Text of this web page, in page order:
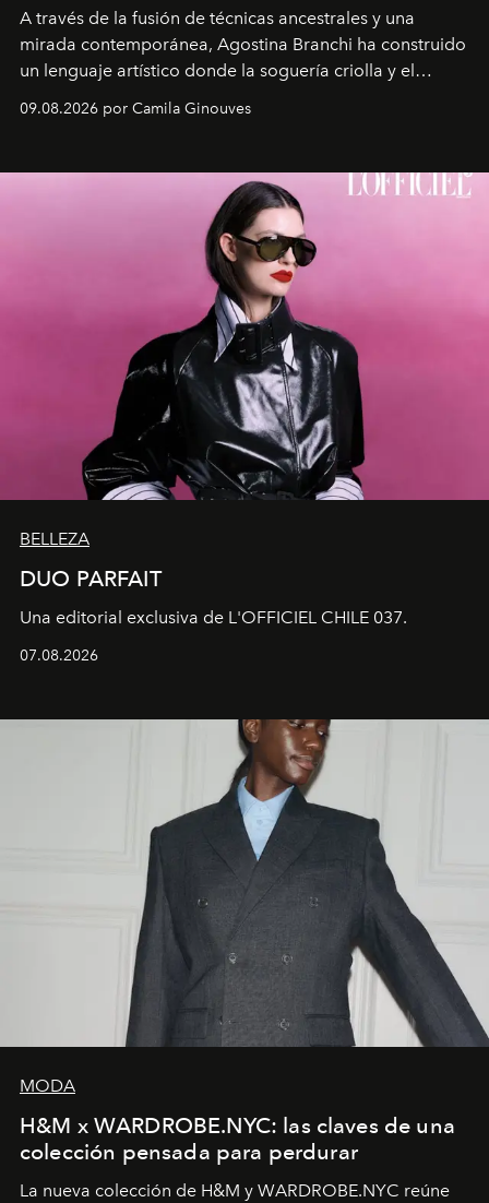
A través de la fusión de técnicas ancestrales y una
mirada contemporánea, Agostina Branchi ha construido
un lenguaje artístico donde la soguería criolla y el
embarrilado dan vida a esculturas textiles tan rígidas
como fluidas. En septiembre la artista presentará una
Montecarmelo.
09.08.2026 por Camila Ginouves
BELLEZA
DUO PARFAIT
Una editorial exclusiva de L'OFFICIEL CHILE 037.
07.08.2026
MODA
H&M x WARDROBE.NYC: las claves de una
colección pensada para perdurar
La nueva colección de H&M y WARDROBE.NYC reúne